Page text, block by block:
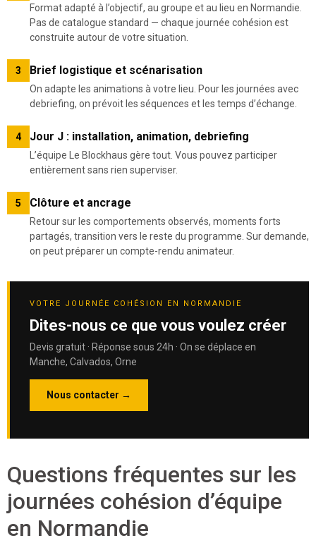
Format adapté à l’objectif, au groupe et au lieu en Normandie.
Pas de catalogue standard — chaque journée cohésion est
construite autour de votre situation.
3 Brief logistique et scénarisation
On adapte les animations à votre lieu. Pour les journées avec
debriefing, on prévoit les séquences et les temps d’échange.
4 Jour J : installation, animation, debriefing
L’équipe Le Blockhaus gère tout. Vous pouvez participer
entièrement sans rien superviser.
5 Clôture et ancrage
Retour sur les comportements observés, moments forts
partagés, transition vers le reste du programme. Sur demande,
on peut préparer un compte-rendu animateur.
VOTRE JOURNÉE COHÉSION EN NORMANDIE
Dites-nous ce que vous voulez créer
Devis gratuit · Réponse sous 24h · On se déplace en
Manche, Calvados, Orne
Nous contacter →
Questions fréquentes sur les
journées cohésion d’équipe
en Normandie